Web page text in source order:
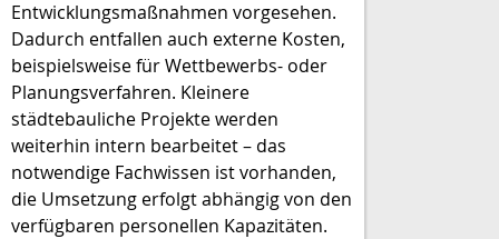
Entwicklungsmaßnahmen vorgesehen.
Dadurch entfallen auch externe Kosten,
beispielsweise für Wettbewerbs- oder
Planungsverfahren. Kleinere
städtebauliche Projekte werden
weiterhin intern bearbeitet – das
notwendige Fachwissen ist vorhanden,
die Umsetzung erfolgt abhängig von den
verfügbaren personellen Kapazitäten.